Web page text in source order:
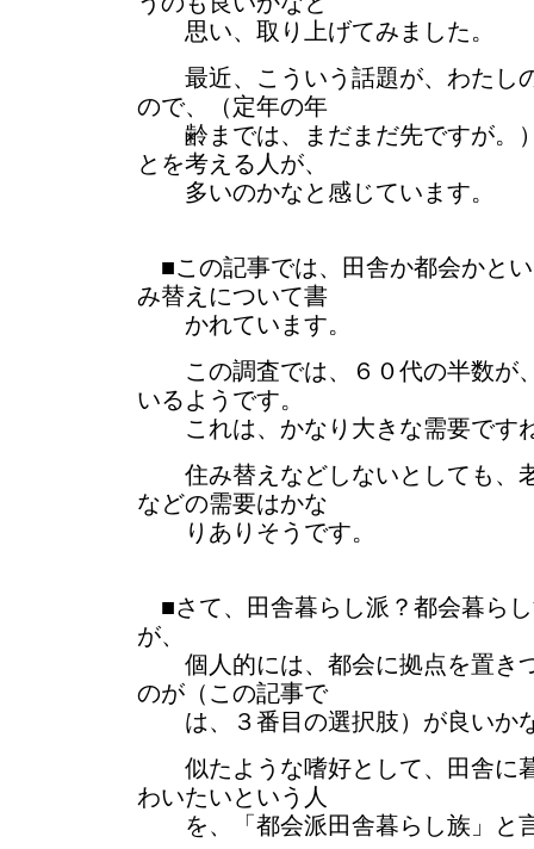
思い、取り上げてみました。
最近、こういう話題が、わたし
ので、（定年の年
齢までは、まだまだ先ですが。
とを考える人が、
多いのかなと感じています。
■この記事では、田舎か都会かと
み替えについて書
かれています。
この調査では、６０代の半数が
いるようです。
これは、かなり大きな需要です
住み替えなどしないとしても、
などの需要はかな
りありそうです。
■さて、田舎暮らし派？都会暮ら
が、
個人的には、都会に拠点を置き
のが（この記事で
は、３番目の選択肢）が良いか
似たような嗜好として、田舎に
わいたいという人
を、「都会派田舎暮らし族」と